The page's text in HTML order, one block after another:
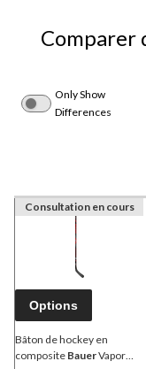
Comparer
Only Show
Differences
Consultation en cours
Options
Bâton de hockey en
composite BauerVapor